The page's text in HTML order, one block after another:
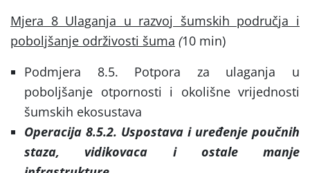
Mjera 8 Ulaganja u razvoj šumskih područja i
poboljšanje održivosti šuma (10 min)
Podmjera 8.5. Potpora za ulaganja u
poboljšanje otpornosti i okolišne vrijednosti
šumskih ekosustava
Operacija 8.5.2. Uspostava i uređenje poučnih
staza, vidikovaca i ostale manje